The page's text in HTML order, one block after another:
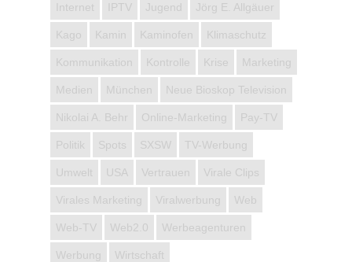
Internet IPTV Jugend Jörg E. Allgäuer
Kago Kamin Kaminofen Klimaschutz
Kommunikation Kontrolle Krise Marketing
Medien München Neue Bioskop Television
Nikolai A. Behr Online-Marketing Pay-TV
Politik Spots SXSW TV-Werbung
Umwelt USA Vertrauen Virale Clips
Virales Marketing Viralwerbung Web
Web-TV Web2.0 Werbeagenturen
Werbung Wirtschaft